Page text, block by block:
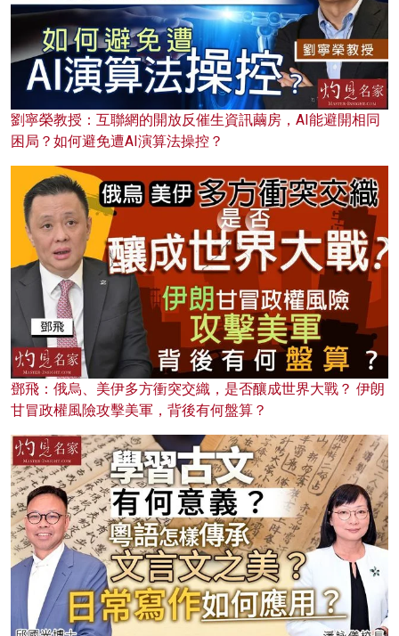
劉寧榮教授：互聯網的開放反催生資訊繭房，AI能避開相同
困局？如何避免遭AI演算法操控？
鄧飛：俄烏、美伊多方衝突交織，是否釀成世界大戰？ 伊朗
甘冒政權風險攻擊美軍，背後有何盤算？